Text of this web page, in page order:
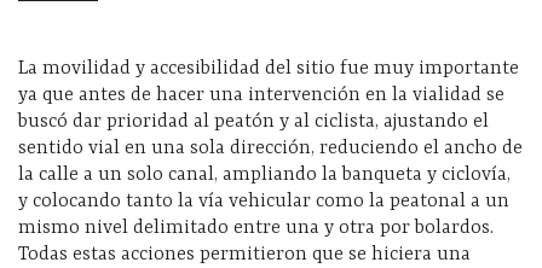
La movilidad y accesibilidad del sitio fue muy importante
ya que antes de hacer una intervención en la vialidad se
buscó dar prioridad al peatón y al ciclista, ajustando el
sentido vial en una sola dirección, reduciendo el ancho de
la calle a un solo canal, ampliando la banqueta y ciclovía,
y colocando tanto la vía vehicular como la peatonal a un
mismo nivel delimitado entre una y otra por bolardos.
Todas estas acciones permitieron que se hiciera una